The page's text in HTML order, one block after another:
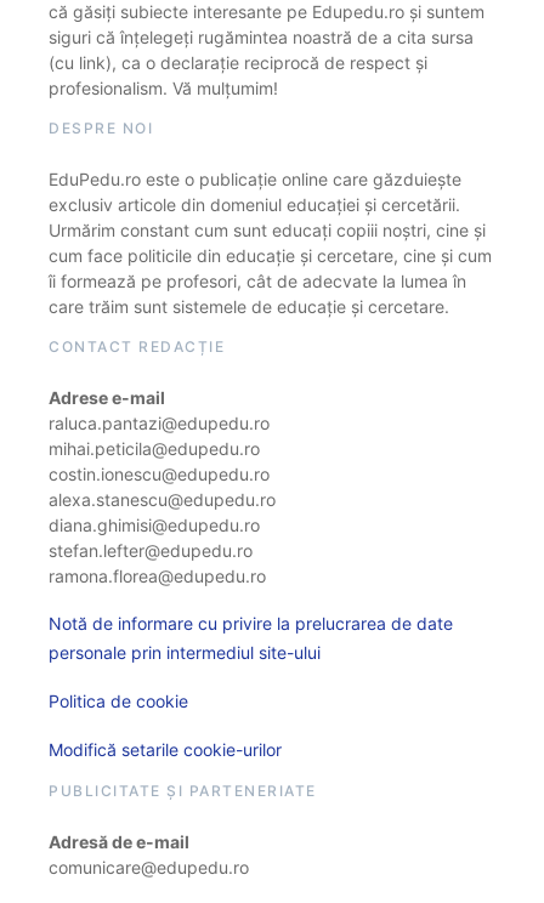
că găsiți subiecte interesante pe Edupedu.ro și suntem
siguri că înțelegeți rugămintea noastră de a cita sursa
(cu link), ca o declarație reciprocă de respect și
profesionalism. Vă mulțumim!
DESPRE NOI
EduPedu.ro este o publicație online care găzduiește
exclusiv articole din domeniul educației și cercetării.
Urmărim constant cum sunt educați copiii noștri, cine și
cum face politicile din educație și cercetare, cine și cum
îi formează pe profesori, cât de adecvate la lumea în
care trăim sunt sistemele de educație și cercetare.
CONTACT REDACȚIE
Adrese e-mail
raluca.pantazi@edupedu.ro
mihai.peticila@edupedu.ro
costin.ionescu@edupedu.ro
alexa.stanescu@edupedu.ro
diana.ghimisi@edupedu.ro
stefan.lefter@edupedu.ro
ramona.florea@edupedu.ro
Notă de informare cu privire la prelucrarea de date
personale prin intermediul site-ului
Politica de cookie
Modifică setarile cookie-urilor
PUBLICITATE ȘI PARTENERIATE
Adresă de e-mail
comunicare@edupedu.ro